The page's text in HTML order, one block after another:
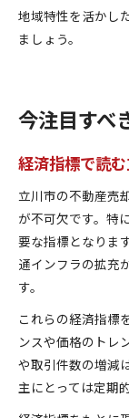
地域特性を活かし
ましょう。
今注目すべ
経済指標で読
立川市の不動産売
が不可欠です。特
要な指標となりま
通インフラの拡充
す。
これらの経済指標
ンスや価格のトレ
や取引件数の増減
主にとっては定期